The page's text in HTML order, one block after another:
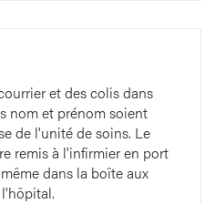
et des colis dans
nom et prénom soient
de l'unité de soins. Le
remis à l'infirmier en port
dans la boîte aux